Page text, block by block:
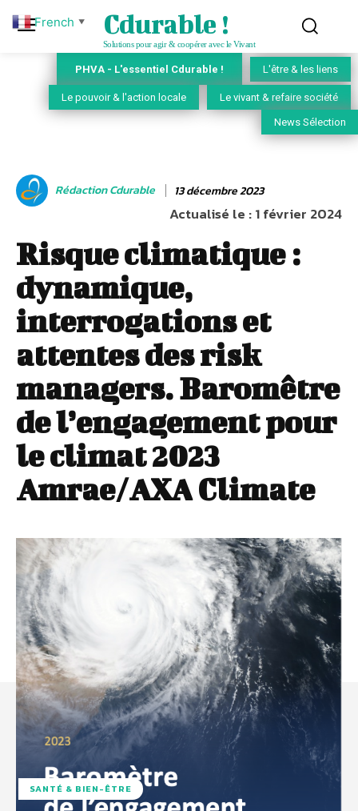
Cdurable !
Solutions pour agir & coopérer avec le Vivant
PHVA - L'essentiel Cdurable ! L'être & les liens
Le pouvoir & l'action locale Le vivant & refaire société
News Sélection
Rédaction Cdurable 13 décembre 2023
Actualisé le :1 février 2024
Risque climatique :
dynamique,
interrogations et
attentes des risk
managers. Baromêtre
de l’engagement pour
le climat 2023
Amrae/AXA Climate
SANTÉ & BIEN-ÊTRE
French ▼